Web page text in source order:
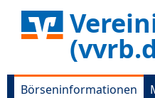
Börseninformationen